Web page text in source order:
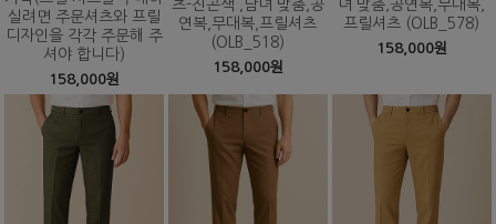
실려면 주문셔츠와 프릴
디자인을 각각 주문해 주
셔야 합니다)
158,000원
츠-진곤색 ,남녀 맞춤,공
연복,무대복,프릴셔츠
(OLB_518)
158,000원
녀 맞춤,공연복,무대복,
프릴셔츠 (OLB_578)
158,000원